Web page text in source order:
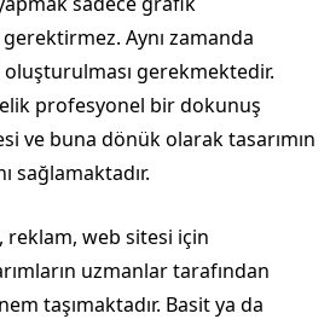
Aynı zamanda
gerekmektedir.
profesyonel bir dokunuş
ve buna dönük olarak tasarımın
sağlamaktadır.
reklam, web sitesi için
uzmanlar tarafından
taşımaktadır. Basit ya da